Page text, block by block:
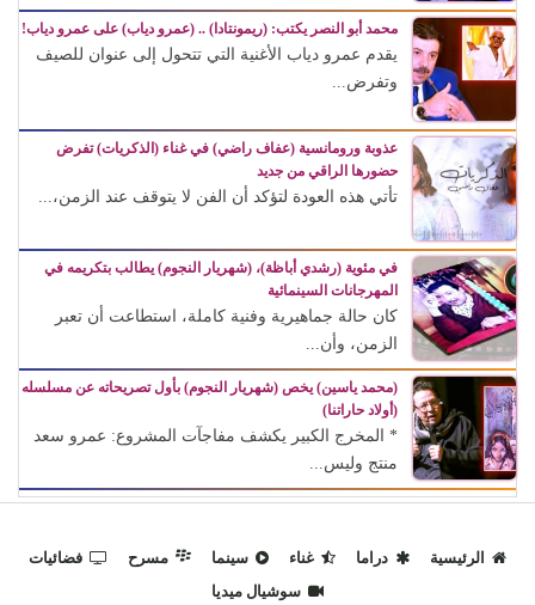
محمد أبو النصر يكتب: (ريمونتادا) .. (عمرو دياب) على عمرو دياب!
يقدم عمرو دياب الأغنية التي تتحول إلى عنوان للصيف
وتفرض...
عذوبة ورومانسية (عفاف راضي) في غناء (الذكريات) تفرض
حضورها الراقي من جديد
تأتي هذه العودة لتؤكد أن الفن لا يتوقف عند الزمن،...
في مئوية (رشدي أباظة)، (شهريار النجوم) يطالب بتكريمه في
المهرجانات السينمائية
كان حالة جماهيرية وفنية كاملة، استطاعت أن تعبر
الزمن، وأن...
(محمد ياسين) يخص (شهريار النجوم) بأول تصريحاته عن مسلسله
(أولاد حاراتنا)
* المخرج الكبير يكشف مفاجآت المشروع: عمرو سعد
منتج وليس...
الرئيسية دراما غناء سينما مسرح
فضائيات
سوشيال ميديا